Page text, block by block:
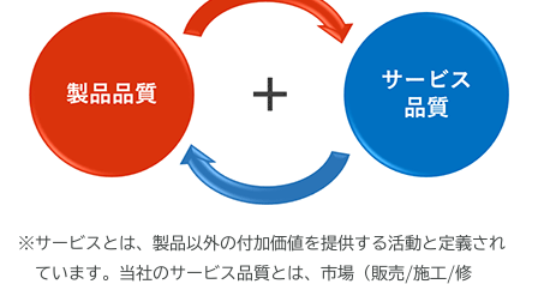
※サービスとは、製品以外の付加価値を提供する活動と定義され
ています。当社のサービス品質とは、市場（販売/施工/修